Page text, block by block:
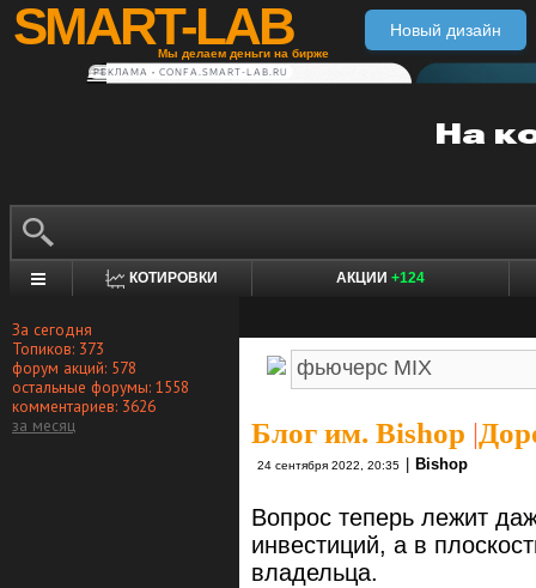
SMART-LAB
Мы делаем деньги на бирже
Новый дизайн
РЕКЛАМА • CONFA.SMART-LAB.RU
КОТИРОВКИ АКЦИИ +124
За сегодня
Топиков: 373
форум акций: 578
остальные форумы: 1558
комментариев: 3626
за месяц
Блог им. Bishop |
24 сентября 2022, 20:35 Bishop
Вопрос теперь лежит
инвестиций, а в
владельца.